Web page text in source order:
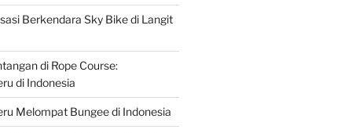
Berkendara Sky Bike di Langit
di Rope Course:
di Indonesia
Melompat Bungee di Indonesia